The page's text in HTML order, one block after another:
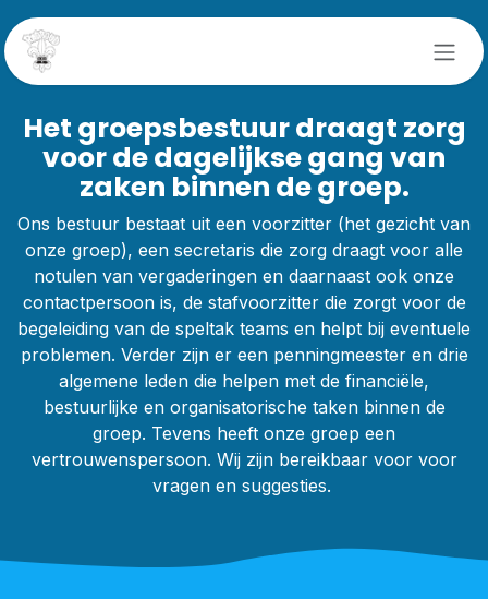
Overslaan naar inhoud
Het groepsbestuur draagt zorg
voor de dagelijkse gang van
zaken binnen de groep.
Ons bestuur bestaat uit een voorzitter (het gezicht van
onze groep), een secretaris die zorg draagt voor alle
notulen van vergaderingen en daarnaast ook onze
contactpersoon is, de stafvoorzitter die zorgt voor de
begeleiding van de speltak teams en helpt bij eventuele
problemen. Verder zijn er een penningmeester en drie
algemene leden die helpen met de financiële,
bestuurlijke en organisatorische taken binnen de
groep. Tevens heeft onze groep een
vertrouwenspersoon. Wij zijn bereikbaar voor voor
vragen en suggesties.